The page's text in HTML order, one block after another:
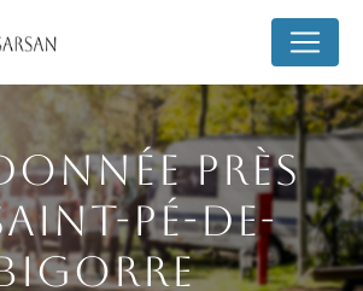
près
Pé-de-
des cookies